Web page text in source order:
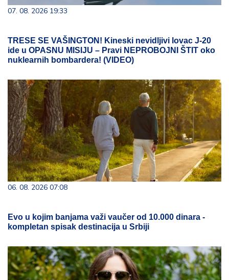
07. 08. 2026 19:33
TRESE SE VAŠINGTON! Kineski nevidljivi lovac J-20
ide u OPASNU MISIJU – Pravi NEPROBOJNI ŠTIT oko
nuklearnih bombardera! (VIDEO)
06. 08. 2026 07:08
Evo u kojim banjama važi vaučer od 10.000 dinara -
kompletan spisak destinacija u Srbiji